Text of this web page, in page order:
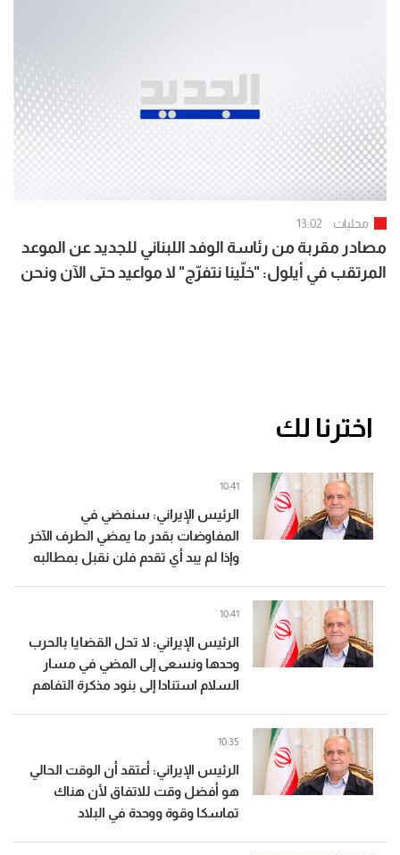
محليات 13:02
مصادر مقربة من رئاسة الوفد اللبناني للجديد عن الموعد
المرتقب في أيلول: "خلّينا نتفرّج" لا مواعيد حتى الآن ونحن
اخترنا لك
الرئيس الإيراني: سنمضي في
المفاوضات بقدر ما يمضي الطرف الآخر
وإذا لم يبد أي تقدم فلن نقبل بمطالبه
10:41
الرئيس الإيراني: لا تحل القضايا بالحرب
وحدها ونسعى إلى المضي في مسار
السلام استنادا إلى بنود مذكرة التفاهم
10:41
الرئيس الإيراني: أعتقد أن الوقت الحالي
هو أفضل وقت للاتفاق لأن هناك
تماسكا وقوة ووحدة في البلاد
10:35